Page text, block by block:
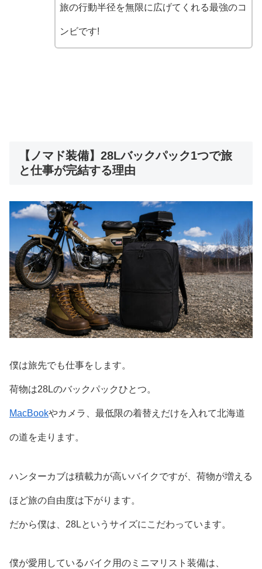
旅の行動半径を無限に広げてくれる最強のコ
ンビです!
【ノマド装備】28Lバックパック1つで旅
と仕事が完結する理由
僕は旅先でも仕事をします。
荷物は28Lのバックパックひとつ。
MacBookやカメラ、最低限の着替えだけを入れて北海道
の道を走ります。
ハンターカブは積載力が高いバイクですが、荷物が増える
ほど旅の自由度は下がります。
だから僕は、28Lというサイズにこだわっています。
僕が愛用しているバイク用のミニマリスト装備は、